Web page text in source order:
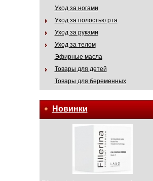
Уход за ногами
Уход за полостью рта
Уход за руками
Уход за телом
Эфирные масла
Товары для детей
Товары для беременных
Новинки